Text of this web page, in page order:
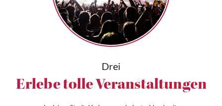
Drei
Erlebe tolle Veranstaltungen